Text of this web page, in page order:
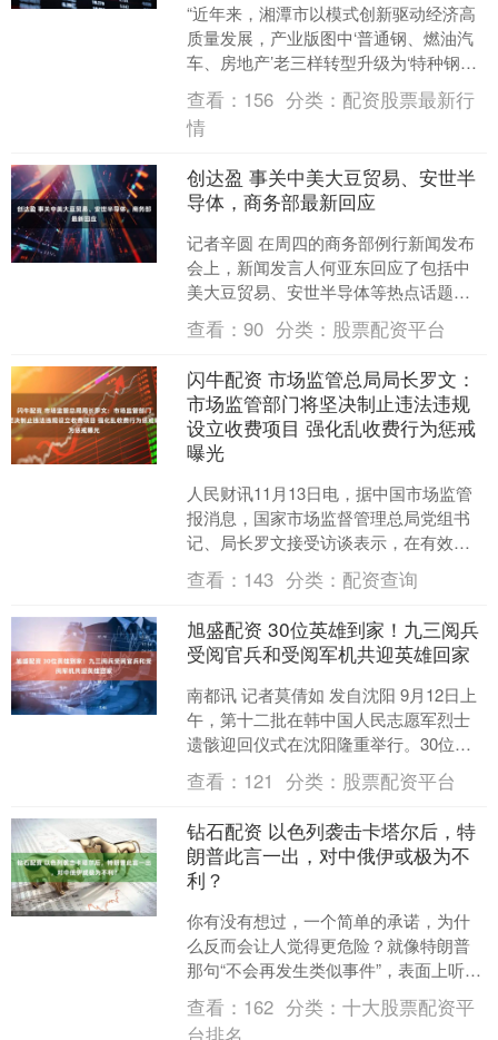
“近年来，湘潭市以模式创新驱动经济高
质量发展，产业版图中‘普通钢、燃油汽
车、房地产’老三样转型升级为‘特种钢、
电动汽车、先进电池’新三样，大踏步向
先进制造业高地....
查看： 156 分类： 配资股票最新行
情
创达盈 事关中美大豆贸易、安世半
导体，商务部最新回应
记者辛圆 在周四的商务部例行新闻发布
会上，新闻发言人何亚东回应了包括中
美大豆贸易、安世半导体等热点话题。
在发布会上，有记者提问，白宫说中国
同意在11月和12月....
查看：90 分类： 股票配资平台
闪牛配资 市场监管总局局长罗文：
市场监管部门将坚决制止违法违规
设立收费项目 强化乱收费行为惩戒
曝光
人民财讯11月13日电，据中国市场监管
报消息，国家市场监督管理总局党组书
记、局长罗文接受访谈表示，在有效减
轻经营主体负担方面，市场监管部门将
坚决制止违法违规设立....
查看： 143 分类： 配资查询
旭盛配资 30位英雄到家！九三阅兵
受阅官兵和受阅军机共迎英雄回家
南都讯 记者莫倩如 发自沈阳 9月12日上
午，第十二批在韩中国人民志愿军烈士
遗骸迎回仪式在沈阳隆重举行。30位在
韩中国人民志愿军烈士英灵及267件遗
物，由人民空....
查看： 121 分类： 股票配资平台
钻石配资 以色列袭击卡塔尔后，特
朗普此言一出，对中俄伊或极为不
利？
你有没有想过，一个简单的承诺，为什
么反而会让人觉得更危险？就像特朗普
那句“不会再发生类似事件”，表面上听起
来是安慰，但仔细一琢磨，它可能就是
在暗中布下一个更大的....
查看： 162 分类：十大股票配资平